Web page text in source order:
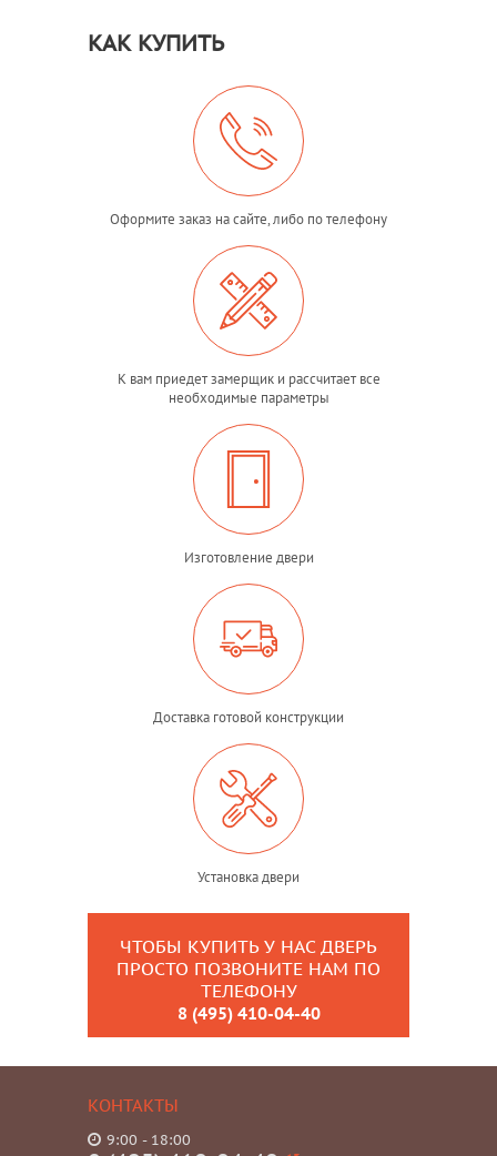
КАК КУПИТЬ
Оформите заказ на сайте, либо по телефону
К вам приедет замерщик и рассчитает все
необходимые параметры
Изготовление двери
Доставка готовой конструкции
Установка двери
ЧТОБЫ КУПИТЬ У НАС ДВЕРЬ
ПРОСТО ПОЗВОНИТЕ НАМ ПО
ТЕЛЕФОНУ
8 (495) 410-04-40
КОНТАКТЫ
9:00 - 18:00